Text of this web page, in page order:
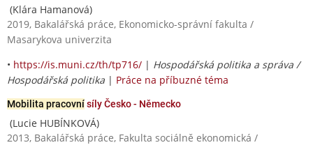
(Klára Hamanová)
2019, Bakalářská práce, Ekonomicko-správní fakulta /
Masarykova univerzita
• https://is.muni.cz/th/tp716/ | Hospodářská politika a správa /
Hospodářská politika | Práce na příbuzné téma
Mobilita pracovnísíly Česko - Německo
(Lucie HUBÍNKOVÁ)
2013, Bakalářská práce, Fakulta sociálně ekonomická /